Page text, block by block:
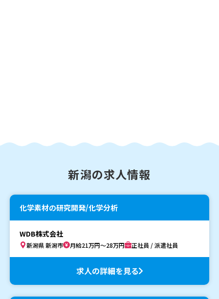
新潟の求人情報
化学素材の研究開発/化学分析
WDB株式会社
新潟県 新潟市 月給21万円～28万円 正社員 / 派遣社員
求人の詳細を見る